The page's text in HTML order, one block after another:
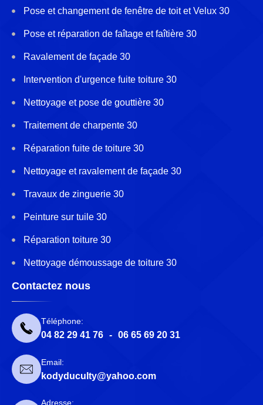
Pose et changement de fenêtre de toit et Velux 30
Pose et réparation de faîtage et faîtière 30
Ravalement de façade 30
Intervention d'urgence fuite toiture 30
Nettoyage et pose de gouttière 30
Traitement de charpente 30
Réparation fuite de toiture 30
Nettoyage et ravalement de façade 30
Travaux de zinguerie 30
Peinture sur tuile 30
Réparation toiture 30
Nettoyage démoussage de toiture 30
Contactez nous
Téléphone:
04 82 29 41 76 - 06 65 69 20 31
Email:
kodyduculty@yahoo.com
Adresse: